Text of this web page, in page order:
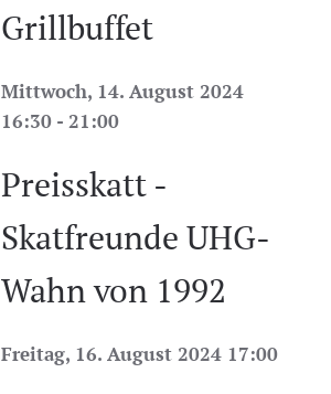
Grillbuffet
Mittwoch, 14. August 2024
16:30 - 21:00
Preisskatt -
Skatfreunde UHG-
Wahn von 1992
Freitag, 16. August 2024 17:00